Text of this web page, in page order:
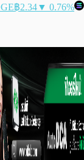
฿2.34▼ 0.76%